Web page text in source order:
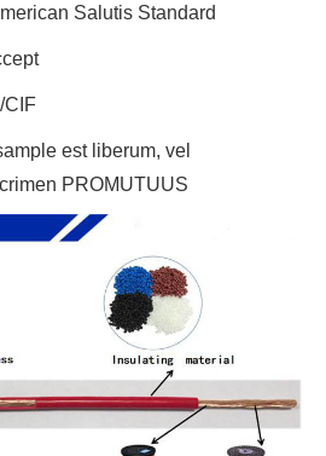
Salutis Standard
CIF
est liberum, vel
PROMUTUUS